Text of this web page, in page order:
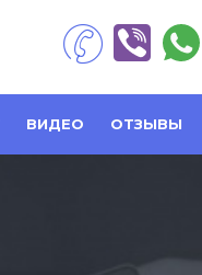
ВИДЕО ОТЗЫВЫ